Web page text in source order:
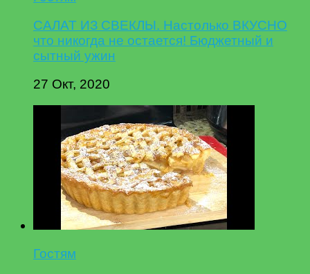
САЛАТ ИЗ СВЕКЛЫ. Настолько ВКУСНО
что никогда не остается! Бюджетный и
сытный ужин
27 Окт, 2020
Гостям